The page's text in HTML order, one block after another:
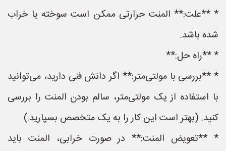
* **علت:** المنت حرارتی ممکن است سوخته یا خراب
شده باشد.
* **راه حل:**
* **بررسی با مولتی‌متر:** اگر دانش فنی دارید، می‌توانید
با استفاده از یک مولتی‌متر، سالم بودن المنت را بررسی
کنید. (بهتر است این کار را به یک متخصص بسپارید.)
* **تعویض المنت:** در صورت خرابی، المنت باید